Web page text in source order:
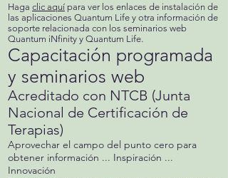
Haga clic aquí para ver los enlaces de instalación de
las aplicaciones Quantum Life y otra información de
soporte relacionada con los seminarios web
Quantum iNfinity y Quantum Life.
Capacitación programada
y seminarios web
Acreditado con NTCB (Junta
Nacional de Certificación de
Terapias)
Aprovechar el campo del punto cero para
obtener información ... Inspiración ...
Innovación